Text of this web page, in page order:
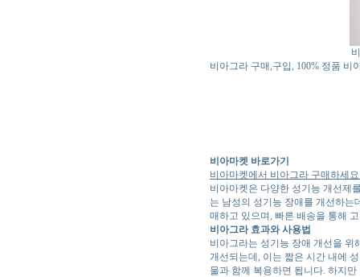
비아그라 구매,구입, 100% 정품
비아마켓 바로가기
비아마켓에서 비아그라 구매하세
비아마켓은 다양한 성기능 개선제
는 남성의 성기능 장애를 개선하는
매하고 있으며, 빠른 배송을 통해
비아그라 효과와 사용법
비아그라는 성기능 장애 개선을
개선되는데, 이는 짧은 시간 내에
물과 함께 복용하면 됩니다. 하지